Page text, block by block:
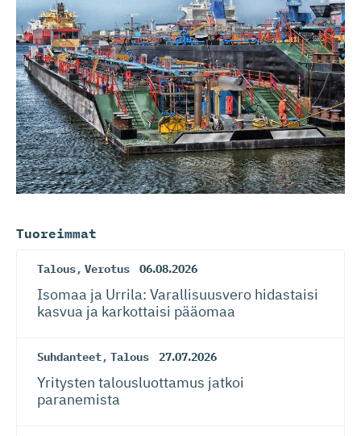
Tuoreimmat
Talous, Verotus 06.08.2026
Isomaa ja Urrila: Varallisuusvero hidastaisi
kasvua ja karkottaisi pääomaa
Suhdanteet, Talous 27.07.2026
Yritysten talousluottamus jatkoi
paranemista